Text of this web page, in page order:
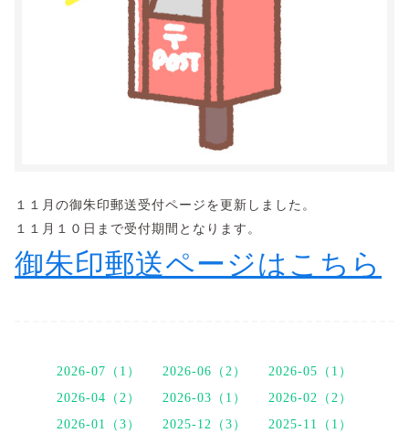
１１月の御朱印郵送受付ページを更新しました。
１１月１０日まで受付期間となります。
御朱印郵送ページはこちら
2026-07（1） 2026-06（2）
2026-05（1）
2026-04（2）
2026-03（1）
2026-02（2）
2026-01（3）
2025-12（3）
2025-11（1）